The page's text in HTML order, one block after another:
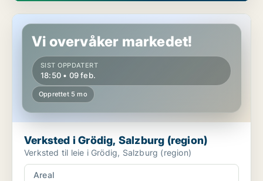
Verksted i Grödig, Salzburg (region)
Vi overvåker markedet!
SIST OPPDATERT
18:50 • 09 feb.
Opprettet 5 mo
Verksted i Grödig, Salzburg (region)
Verksted til leie i Grödig, Salzburg (region)
Areal